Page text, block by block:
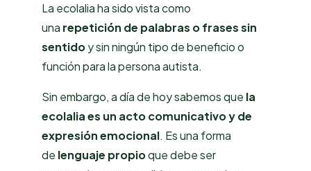
La ecolalia ha sido vista como
una repetición de palabras o frases sin
sentidoy sin ningún tipo de beneficio o
función para la persona autista.
Sin embargo, a día de hoy sabemos que la
ecolalia es un acto comunicativo y de
expresión emocional. Es una forma
de lenguaje propioque debe ser